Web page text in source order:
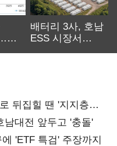
배터리 3사, 호남
ESS 시장서
뒤집힐 땐 '지지층
대전 앞두고 '충돌'
'ETF 특검' 주장까지